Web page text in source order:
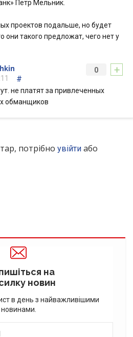
Петр Мельник.
проектов подальше, но будет
они такого предложат, чего нет у
+
0
#
не платят за привлеченных
обманщиков
потрібно увійти або
на
новин
в день з найважливішими
новинами.